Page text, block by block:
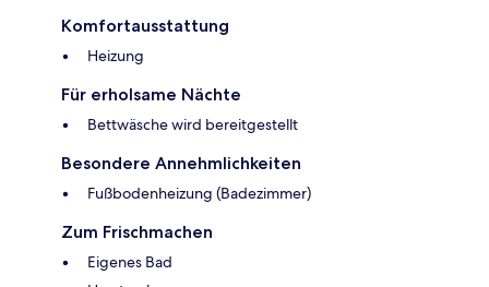
Komfortausstattung
Heizung
Für erholsame Nächte
Bettwäsche wird bereitgestellt
Besondere Annehmlichkeiten
Fußbodenheizung (Badezimmer)
Zum Frischmachen
Eigenes Bad